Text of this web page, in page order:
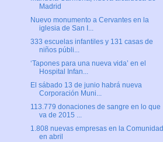
Madrid
Nuevo monumento a Cervantes en la
iglesia de San I...
333 escuelas infantiles y 131 casas de
niños públi...
‘Tapones para una nueva vida’ en el
Hospital Infan...
El sábado 13 de junio habrá nueva
Corporación Muni...
113.779 donaciones de sangre en lo que
va de 2015 ...
1.808 nuevas empresas en la Comunidad
en abril